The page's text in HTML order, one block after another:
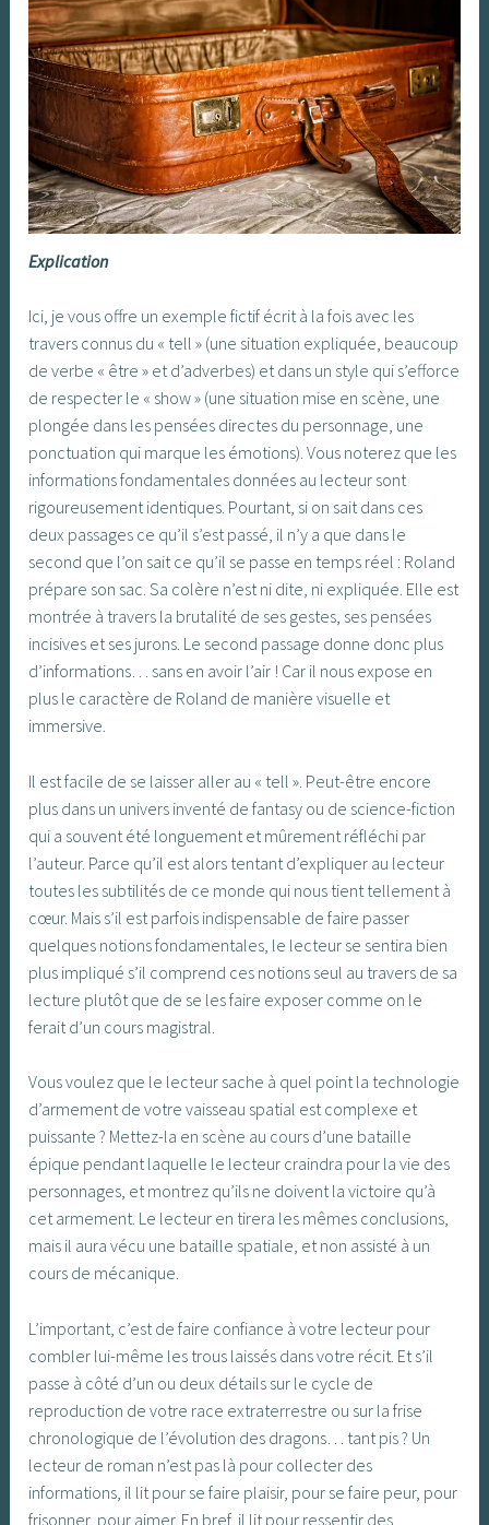
Explication
Ici, je vous offre un exemple fictif écrit à la fois avec les
travers connus du « tell » (une situation expliquée, beaucoup
de verbe « être » et d’adverbes) et dans un style qui s’efforce
de respecter le « show » (une situation mise en scène, une
plongée dans les pensées directes du personnage, une
ponctuation qui marque les émotions). Vous noterez que les
informations fondamentales données au lecteur sont
rigoureusement identiques. Pourtant, si on sait dans ces
deux passages ce qu’il s’est passé, il n’y a que dans le
second que l’on sait ce qu’il se passe en temps réel : Roland
prépare son sac. Sa colère n’est ni dite, ni expliquée. Elle est
montrée à travers la brutalité de ses gestes, ses pensées
incisives et ses jurons. Le second passage donne donc plus
d’informations… sans en avoir l’air ! Car il nous expose en
plus le caractère de Roland de manière visuelle et
immersive.
Il est facile de se laisser aller au « tell ». Peut-être encore
plus dans un univers inventé de fantasy ou de science-fiction
qui a souvent été longuement et mûrement réfléchi par
l’auteur. Parce qu’il est alors tentant d’expliquer au lecteur
toutes les subtilités de ce monde qui nous tient tellement à
cœur. Mais s’il est parfois indispensable de faire passer
quelques notions fondamentales, le lecteur se sentira bien
plus impliqué s’il comprend ces notions seul au travers de sa
lecture plutôt que de se les faire exposer comme on le
ferait d’un cours magistral.
Vous voulez que le lecteur sache à quel point la technologie
d’armement de votre vaisseau spatial est complexe et
puissante ? Mettez-la en scène au cours d’une bataille
épique pendant laquelle le lecteur craindra pour la vie des
personnages, et montrez qu’ils ne doivent la victoire qu’à
cet armement. Le lecteur en tirera les mêmes conclusions,
mais il aura vécu une bataille spatiale, et non assisté à un
cours de mécanique.
L’important, c’est de faire confiance à votre lecteur pour
combler lui-même les trous laissés dans votre récit. Et s’il
passe à côté d’un ou deux détails sur le cycle de
reproduction de votre race extraterrestre ou sur la frise
chronologique de l’évolution des dragons… tant pis ? Un
lecteur de roman n’est pas là pour collecter des
informations, il lit pour se faire plaisir, pour se faire peur, pour
frisonner, pour aimer. En bref, il lit pour ressentir des